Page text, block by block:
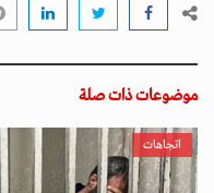
موضوعات ذات صلة
اتجاهات